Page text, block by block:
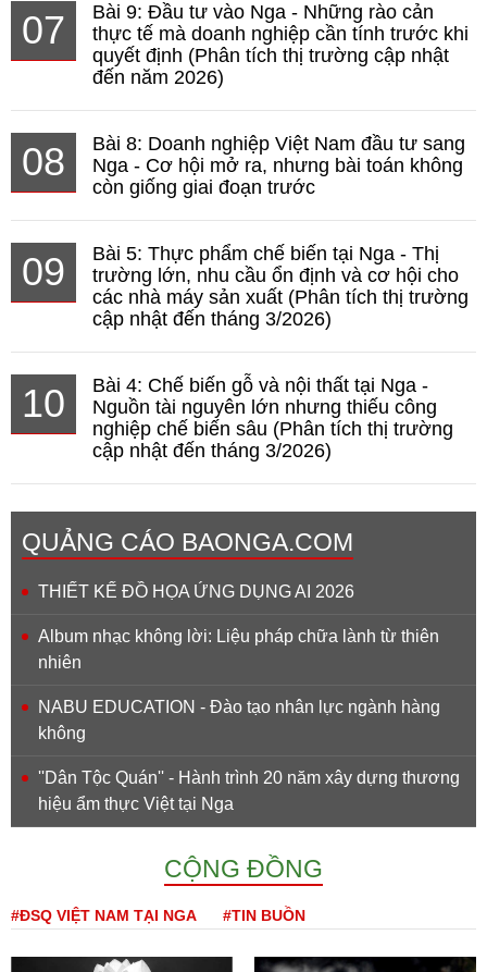
07
Bài 9: Đầu tư vào Nga - Những rào cản
thực tế mà doanh nghiệp cần tính trước khi
quyết định (Phân tích thị trường cập nhật
đến năm 2026)
08
Bài 8: Doanh nghiệp Việt Nam đầu tư sang
Nga - Cơ hội mở ra, nhưng bài toán không
còn giống giai đoạn trước
09
Bài 5: Thực phẩm chế biến tại Nga - Thị
trường lớn, nhu cầu ổn định và cơ hội cho
các nhà máy sản xuất (Phân tích thị trường
cập nhật đến tháng 3/2026)
10
Bài 4: Chế biến gỗ và nội thất tại Nga -
Nguồn tài nguyên lớn nhưng thiếu công
nghiệp chế biến sâu (Phân tích thị trường
cập nhật đến tháng 3/2026)
QUẢNG CÁO BAONGA.COM
THIẾT KẾ ĐỒ HỌA ỨNG DỤNG AI 2026
Album nhạc không lời: Liệu pháp chữa lành từ thiên
nhiên
NABU EDUCATION - Đào tạo nhân lực ngành hàng
không
''Dân Tộc Quán'' - Hành trình 20 năm xây dựng thương
hiệu ẩm thực Việt tại Nga
CỘNG ĐỒNG
#ĐSQ VIỆT NAM TẠI NGA #TIN BUỒN